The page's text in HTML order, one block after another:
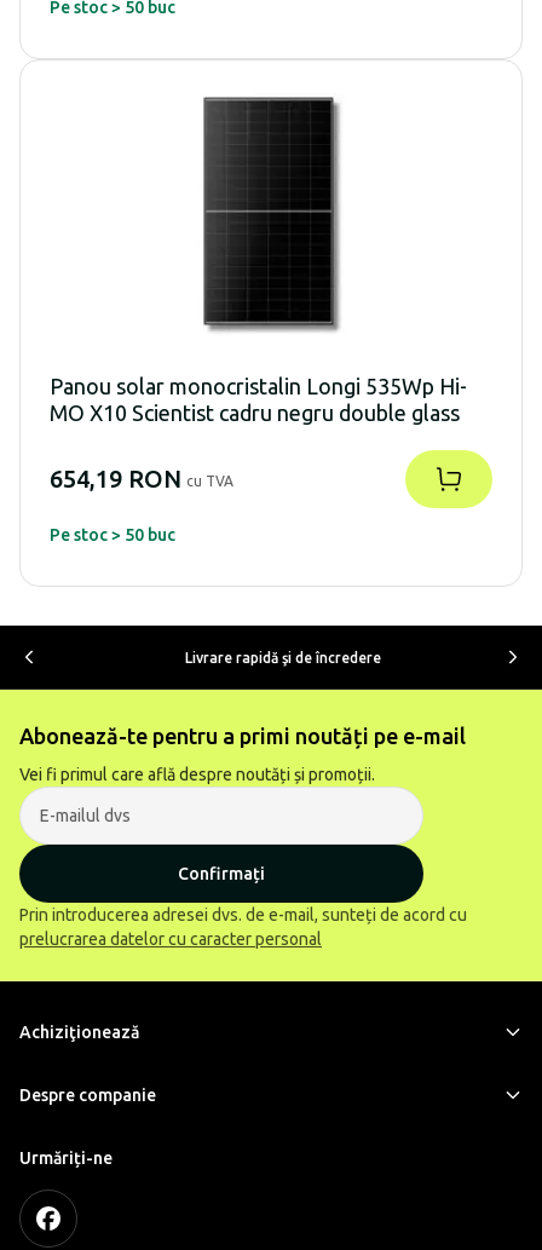
Pe stoc > 50 buc
Panou solar monocristalin Longi 535Wp Hi-
MO X10 Scientist cadru negru double glass
654,19 RON cu TVA
Pe stoc > 50 buc
Livrare rapidă şi de încredere
Abonează-te pentru a primi noutăți pe e-mail
Vei fi primul care află despre noutăți și promoții.
Confirmați
Prin introducerea adresei dvs. de e-mail, sunteți de acord cu
prelucrarea datelor cu caracter personal
Achiziţionează
Despre companie
Urmăriți-ne